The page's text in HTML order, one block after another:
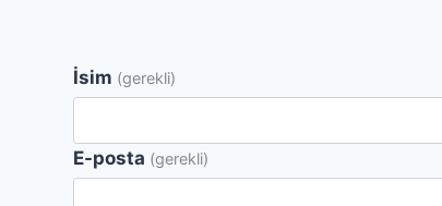
İsim (gerekli)
E-posta (gerekli)